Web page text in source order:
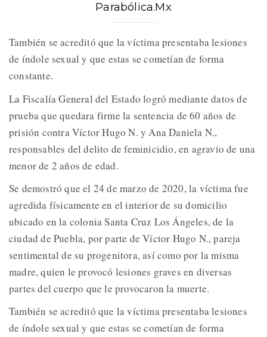
Parabólica.Mx
También se acreditó que la víctima presentaba lesiones
de índole sexual y que estas se cometían de forma
constante.
La Fiscalía General del Estado logró mediante datos de
prueba que quedara firme la sentencia de 60 años de
prisión contra Víctor Hugo N. y Ana Daniela N.,
responsables del delito de feminicidio, en agravio de una
menor de 2 años de edad.
Se demostró que el 24 de marzo de 2020, la víctima fue
agredida físicamente en el interior de su domicilio
ubicado en la colonia Santa Cruz Los Ángeles, de la
ciudad de Puebla, por parte de Víctor Hugo N., pareja
sentimental de su progenitora, así como por la misma
madre, quien le provocó lesiones graves en diversas
partes del cuerpo que le provocaron la muerte.
También se acreditó que la víctima presentaba lesiones
de índole sexual y que estas se cometían de forma